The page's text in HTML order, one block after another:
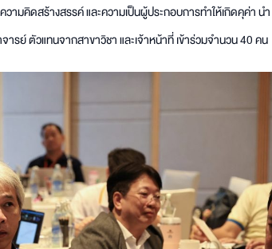
มคิดสร้างสรรค์ และความเป็นผู้ประกอบการทำให้เกิดคุค่า นำ
ารย์ ตัวแทนจากสาขาวิชา และเจ้าหน้าที่ เข้าร่วมจำนวน 40 คน